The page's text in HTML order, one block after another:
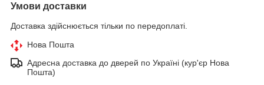
Умови доставки
Доставка здійснюється тільки по передоплаті.
Нова Пошта
Адресна доставка до дверей по Україні (кур'єр Нова
Пошта)